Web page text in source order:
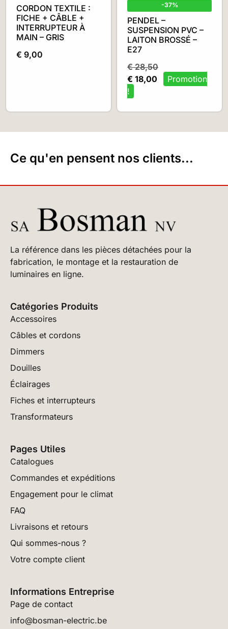
CORDON TEXTILE :
FICHE + CÂBLE +
INTERRUPTEUR À
MAIN – GRIS
€ 9,00
-37%
PENDEL –
SUSPENSION PVC –
LAITON BROSSÉ –
E27
€28,50
€ 18,00
Ce qu'en pensent nos clients...
La référence dans les pièces détachées pour la
fabrication, le montage et la restauration de
luminaires en ligne.
Catégories Produits
Accessoires
Câbles et cordons
Dimmers
Douilles
Éclairages
Fiches et interrupteurs
Transformateurs
Pages Utiles
Catalogues
Commandes et expéditions
Engagement pour le climat
FAQ
Livraisons et retours
Qui sommes-nous ?
Votre compte client
Informations Entreprise
Page de contact
info@bosman-electric.be